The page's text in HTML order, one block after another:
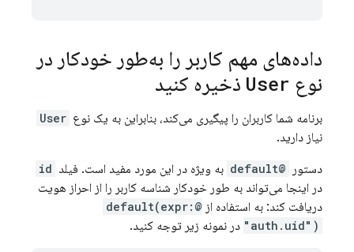
داده‌های مهم کاربر را به‌طور خودکار در
نوع User ذخیره کنید
برنامه شما کاربران را پیگیری می‌کند، بنابراین به یک نوع User
نیاز دارید.
دستور
@default به ویژه در این مورد مفید است. فیلد id
در اینجا می‌تواند به طور خودکار شناسه کاربر را از احراز هویت
دریافت کند: به استفاده از
@default(expr:
"auth.uid") در نمونه زیر توجه کنید.